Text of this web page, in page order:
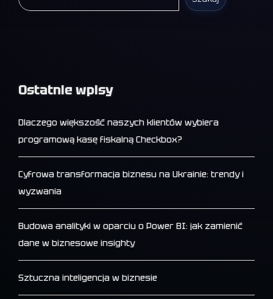
Ostatnie wpisy
Dlaczego większość naszych klientów wybiera
programową kasę fiskalną Checkbox?
Cyfrowa transformacja biznesu na Ukrainie: trendy i
wyzwania
Budowa analityki w oparciu o Power BI: jak zamienić
dane w biznesowe insighty
Sztuczna inteligencja w biznesie